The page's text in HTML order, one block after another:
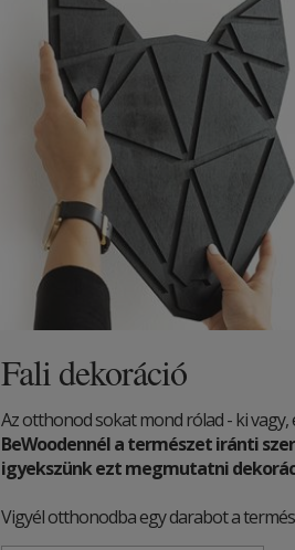
Fali dekoráció
Az otthonod sokat mond rólad - ki vagy,
BeWoodennél a természet iránti
igyekszünk ezt megmutatni
Vigyél otthonodba egy darabot a